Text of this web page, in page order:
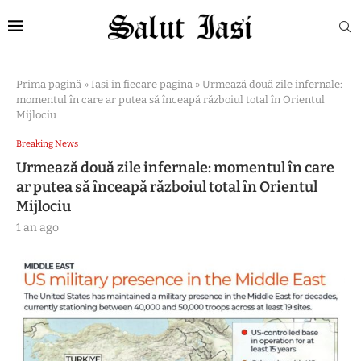
Prima pagină » Iasi in fiecare pagina » Urmează două zile infernale:
momentul în care ar putea să înceapă războiul total în Orientul
Mijlociu
Breaking News
Urmează două zile infernale: momentul în care
ar putea să înceapă războiul total în Orientul
Mijlociu
1 an ago